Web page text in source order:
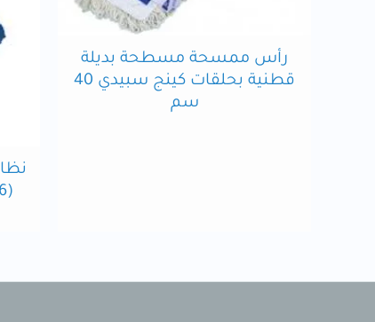
رأس ممسحة مسطحة بديلة
قطنية بحلقات كينج سبيدي 40
سم
(16″) كامل للتحكم في الغبار